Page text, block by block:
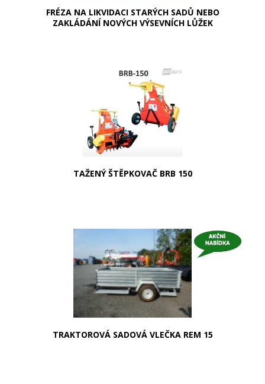
FRÉZA NA LIKVIDACI STARÝCH SADŮ NEBO
ZAKLÁDÁNÍ NOVÝCH VÝSEVNÍCH LŮŽEK
TAŽENÝ ŠTĚPKOVAČ BRB 150
TRAKTOROVÁ SADOVÁ VLEČKA REM 15